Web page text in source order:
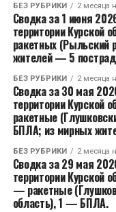
БЕЗ РУБРИКИ 2 месяца
Сводка за 1 июня
территории Курской
ракетных (Рыльский
жителей — 5
БЕЗ РУБРИКИ 2 месяца
Сводка за 30 мая
территории Курской
ракетные
БПЛА; из мирных
БЕЗ РУБРИКИ 2 месяца
Сводка за 29 мая
территории Курской
— ракетные
область), 1 — БПЛА.